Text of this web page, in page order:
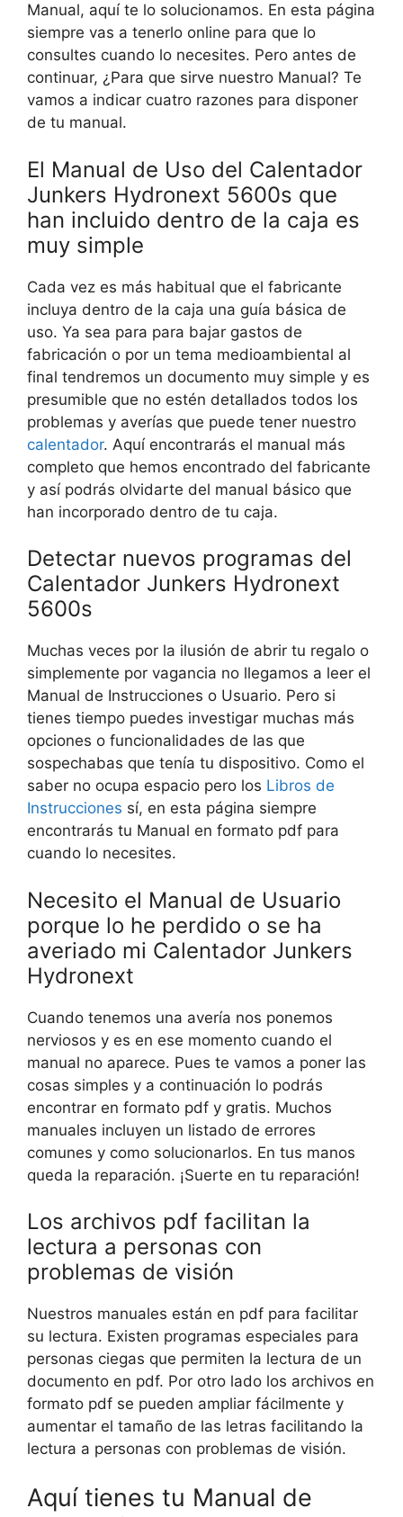
Manual, aquí te lo solucionamos. En esta página
siempre vas a tenerlo online para que lo
consultes cuando lo necesites. Pero antes de
continuar, ¿Para que sirve nuestro Manual? Te
vamos a indicar cuatro razones para disponer
de tu manual.
El Manual de Uso del Calentador
Junkers Hydronext 5600s que
han incluido dentro de la caja es
muy simple
Cada vez es más habitual que el fabricante
incluya dentro de la caja una guía básica de
uso. Ya sea para para bajar gastos de
fabricación o por un tema medioambiental al
final tendremos un documento muy simple y es
presumible que no estén detallados todos los
problemas y averías que puede tener nuestro
calentador. Aquí encontrarás el manual más
completo que hemos encontrado del fabricante
y así podrás olvidarte del manual básico que
han incorporado dentro de tu caja.
Detectar nuevos programas del
Calentador Junkers Hydronext
5600s
Muchas veces por la ilusión de abrir tu regalo o
simplemente por vagancia no llegamos a leer el
Manual de Instrucciones o Usuario. Pero si
tienes tiempo puedes investigar muchas más
opciones o funcionalidades de las que
sospechabas que tenía tu dispositivo. Como el
saber no ocupa espacio pero los Libros de
Instrucciones sí, en esta página siempre
encontrarás tu Manual en formato pdf para
cuando lo necesites.
Necesito el Manual de Usuario
porque lo he perdido o se ha
averiado mi Calentador Junkers
Hydronext
Cuando tenemos una avería nos ponemos
nerviosos y es en ese momento cuando el
manual no aparece. Pues te vamos a poner las
cosas simples y a continuación lo podrás
encontrar en formato pdf y gratis. Muchos
manuales incluyen un listado de errores
comunes y como solucionarlos. En tus manos
queda la reparación. ¡Suerte en tu reparación!
Los archivos pdf facilitan la
lectura a personas con
problemas de visión
Nuestros manuales están en pdf para facilitar
su lectura. Existen programas especiales para
personas ciegas que permiten la lectura de un
documento en pdf. Por otro lado los archivos en
formato pdf se pueden ampliar fácilmente y
aumentar el tamaño de las letras facilitando la
lectura a personas con problemas de visión.
Aquí tienes tu Manual de